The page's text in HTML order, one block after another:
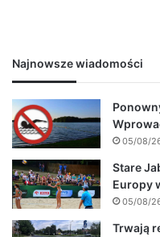
Najnowsze wiadomości
05/08/
Stare
Europy
05/08/
Trwają